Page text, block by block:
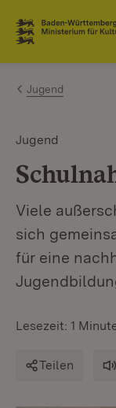
Zum Inhalt
Link zur
Jugend
Jugend
Viele
sich
für eine
Lesezeit: 1
Teilen